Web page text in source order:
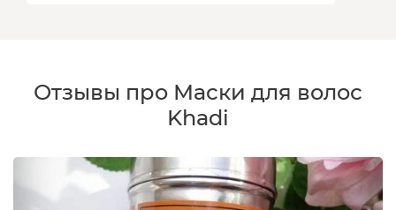
Отзывы про Маски для волос
Khadi